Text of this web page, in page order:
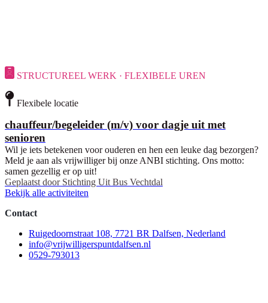
STRUCTUREEL WERK · FLEXIBELE UREN
Flexibele locatie
chauffeur/begeleider (m/v) voor dagje uit met
senioren
Wil je iets betekenen voor ouderen en hen een leuke dag bezorgen?
Meld je aan als vrijwilliger bij onze ANBI stichting. Ons motto:
samen gezellig er op uit!
Geplaatst door Stichting Uit Bus Vechtdal
Bekijk alle activiteiten
Contact
Ruigedoornstraat 108, 7721 BR Dalfsen, Nederland
info@vrijwilligerspuntdalfsen.nl
0529-793013